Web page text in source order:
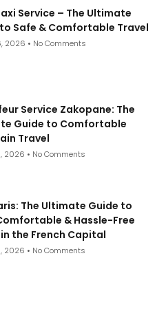
Service – The Ultimate
Safe & Comfortable Travel
2026 No Comments
Service Zakopane: The
Guide to Comfortable
Travel
2026 No Comments
The Ultimate Guide to
& Hassle-Free
the French Capital
2026 No Comments